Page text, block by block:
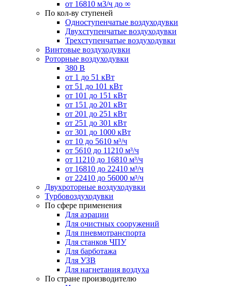
от 16810 м3/ч до ∞
По кол-ву ступеней
Одноступенчатые воздуходувки
Двухступенчатые воздуходувки
Трехступенчатые воздуходувки
Винтовые воздуходувки
Роторные воздуходувки
380 В
от 1 до 51 кВт
от 51 до 101 кВт
от 101 до 151 кВт
от 151 до 201 кВт
от 201 до 251 кВт
от 251 до 301 кВт
от 301 до 1000 кВт
от 10 до 5610 м³/ч
от 5610 до 11210 м³/ч
от 11210 до 16810 м³/ч
от 16810 до 22410 м³/ч
от 22410 до 56000 м³/ч
Двухроторные воздуходувки
Турбовоздуходувки
По сфере применения
Для аэрации
Для очистных сооружений
Для пневмотранспорта
Для станков ЧПУ
Для барботажа
Для УЗВ
Для нагнетания воздуха
По стране производителю